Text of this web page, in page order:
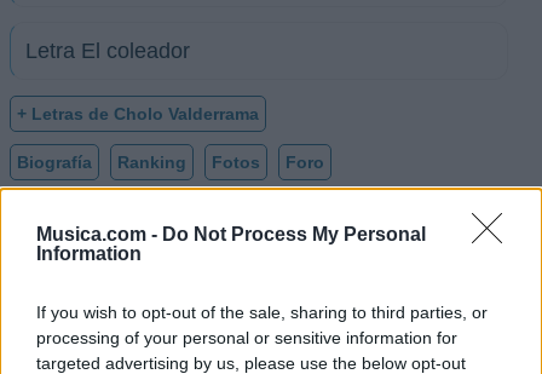
Musica.com - Do Not Process My Personal
Information
If you wish to opt-out of the sale, sharing to third parties, or
processing of your personal or sensitive information for
targeted advertising by us, please use the below opt-out
Letra El coleador
+ Letras de Cholo Valderrama
Biografía Ranking Fotos Foro
Biografía de Cholo Valderrama
Colombiano